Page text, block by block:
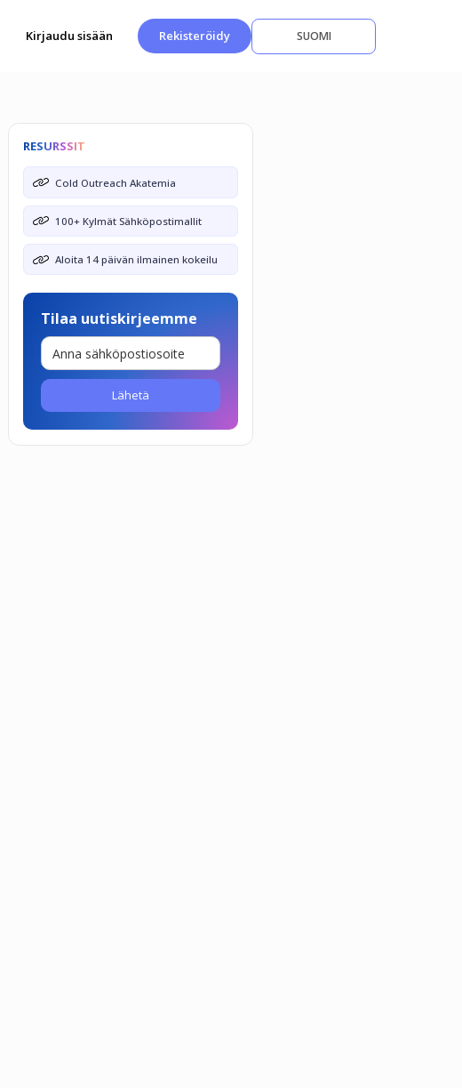
Kirjaudu sisään Rekisteröidy SUOMI
RESURSSIT
Cold Outreach Akatemia
100+ Kylmät Sähköpostimallit
Aloita 14 päivän ilmainen kokeilu
Tilaa uutiskirjeemme
Lähetä